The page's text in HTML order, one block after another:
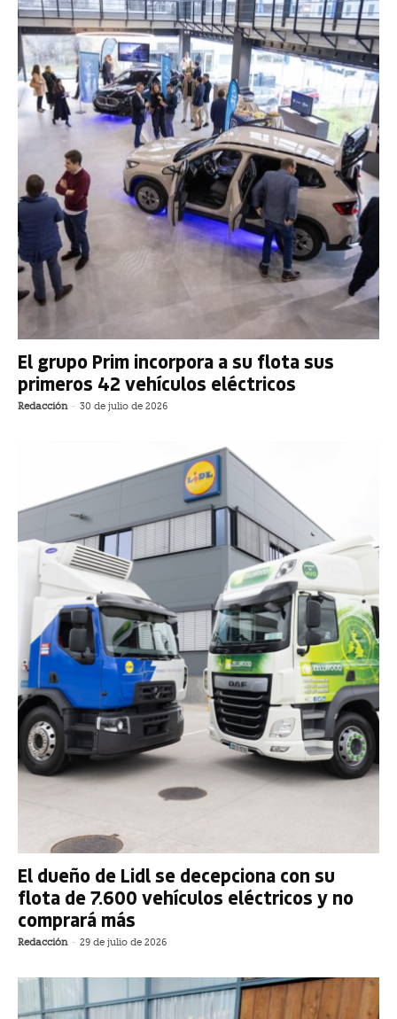
El grupo Prim incorpora a su flota sus
primeros 42 vehículos eléctricos
Redacción - 30 de julio de 2026
El dueño de Lidl se decepciona con su
flota de 7.600 vehículos eléctricos y no
comprará más
Redacción - 29 de julio de 2026